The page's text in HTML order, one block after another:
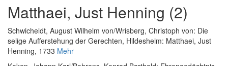
Matthaei, Just Henning (2)
Schwicheldt, August Wilhelm von/Wrisberg, Christoph von: Die
selige Aufferstehung der Gerechten, Hildesheim: Matthaei, Just
Henning, 1733 Mehr